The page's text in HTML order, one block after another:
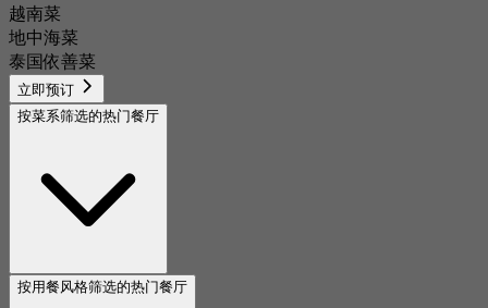
越南菜
地中海菜
泰国依善菜
立即预订
按菜系筛选的热门餐厅
按用餐风格筛选的热门餐厅